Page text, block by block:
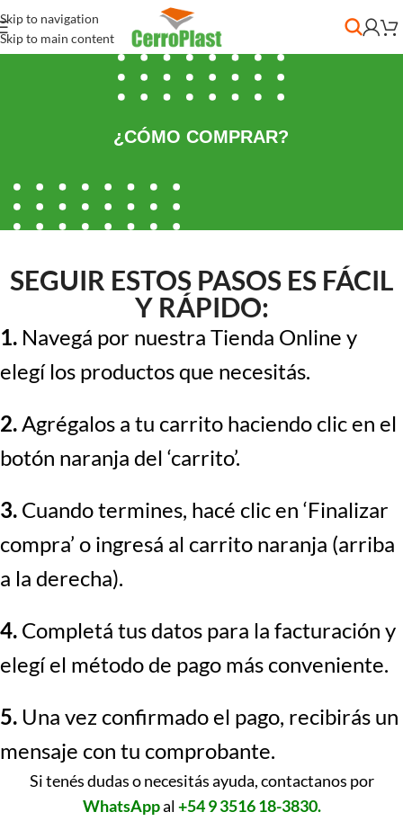
Skip to navigation
Skip to main content
¿CÓMO COMPRAR?
SEGUIR ESTOS PASOS ES FÁCIL
Y RÁPIDO:
1. Navegá por nuestra Tienda Online y
elegí los productos que necesitás.
2.Agrégalos a tu carrito haciendo clic en el
botón naranja del ‘carrito’.
3. Cuando termines, hacé clic en ‘Finalizar
compra’ o ingresá al carrito naranja (arriba
a la derecha).
4. Completá tus datos para la facturación y
elegí el método de pago más conveniente.
5. Una vez confirmado el pago, recibirás un
mensaje con tu comprobante.
Si tenés dudas o necesitás ayuda, contactanos por
WhatsAppal+54 9 3516 18-3830.